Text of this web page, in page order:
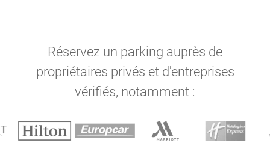
Réservez un parking auprès de
propriétaires privés et d'entreprises
vérifiés, notamment :